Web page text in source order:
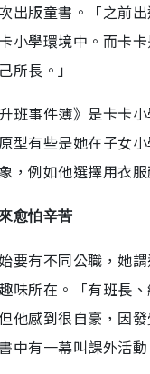
出版童書。「之前
小學環境中。而卡
所長。」
升班事件簿》是卡卡
型有些是她在子女
，例如他選擇用衣
愈怕辛苦
要有不同公職，她
味所在。「有班長
他感到很自豪，因
中有一幕叫課外活